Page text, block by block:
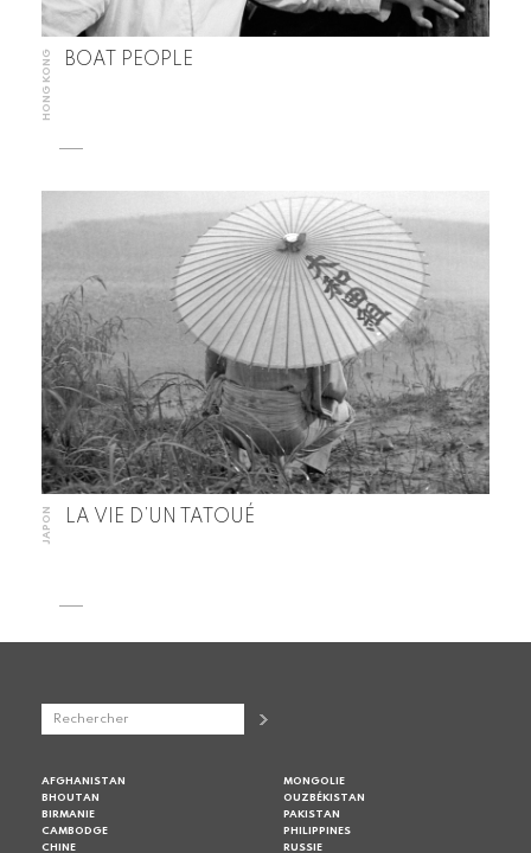
HONG KONG BOAT PEOPLE
JAPON LA VIE D’UN TATOUÉ
AFGHANISTAN
BHOUTAN
BIRMANIE
CAMBODGE
CHINE
MONGOLIE
OUZBÉKISTAN
PAKISTAN
PHILIPPINES
RUSSIE